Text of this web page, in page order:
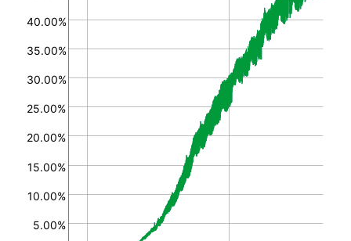
5.00%
10.00%
15.00%
20.00%
25.00%
30.00%
35.00%
40.00%